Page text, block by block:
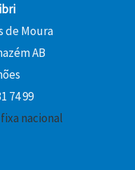
de Moura
AB
74 99
nacional